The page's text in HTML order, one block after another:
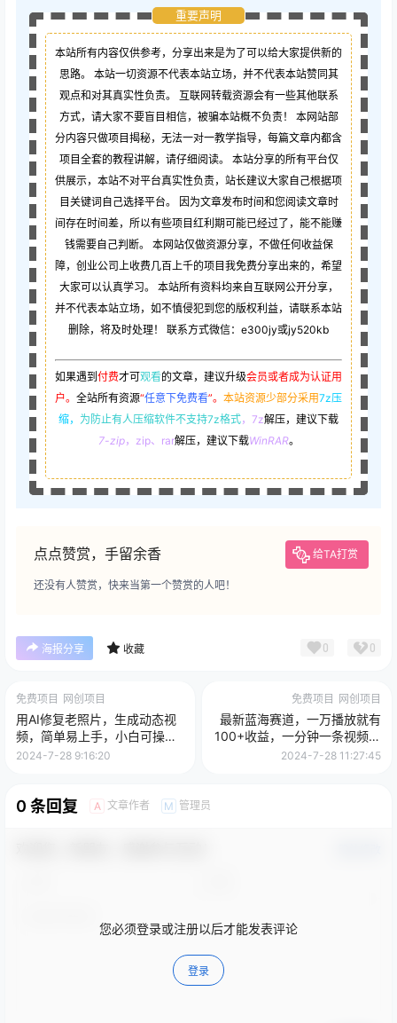
重要声明
本站所有内容仅供参考，分享出来是为了可以给大家提供新的
思路。 本站一切资源不代表本站立场，并不代表本站赞同其
观点和对其真实性负责。 互联网转载资源会有一些其他联系
方式，请大家不要盲目相信，被骗本站概不负责！ 本网站部
分内容只做项目揭秘，无法一对一教学指导，每篇文章内都含
项目全套的教程讲解，请仔细阅读。 本站分享的所有平台仅
供展示，本站不对平台真实性负责，站长建议大家自己根据项
目关键词自己选择平台。 因为文章发布时间和您阅读文章时
间存在时间差，所以有些项目红利期可能已经过了，能不能赚
钱需要自己判断。 本网站仅做资源分享，不做任何收益保
障，创业公司上收费几百上千的项目我免费分享出来的，希望
大家可以认真学习。 本站所有资料均来自互联网公开分享，
并不代表本站立场，如不慎侵犯到您的版权利益，请联系本站
删除，将及时处理！ 联系方式微信：e300jy或jy520kb
如果遇到付费才可观看的文章，建议升级会员或者成为认证用
户。 全站所有资源“任意下免费看”。 本站资源少部分采用7z压
缩， 为防止有人压缩软件不支持7z格式，7z解压，建议下载
7-zip，zip、rar解压，建议下载WinRAR。
点点赞赏，手留余香 给TA打赏
还没有人赞赏，快来当第一个赞赏的人吧！
海报分享 收藏 0 0
免费项目 网创项目
用AI修复老照片，生成动态视
频，简单易上手，小白可操
作，单日变现500+
2024-7-28 9:16:20
免费项目 网创项目
最新蓝海赛道，一万播放就有
100+收益，一分钟一条视频月
入过万不是梦
2024-7-28 11:27:45
0 条回复 A 文章作者 M 管理员
您必须登录或注册以后才能发表评论
登录